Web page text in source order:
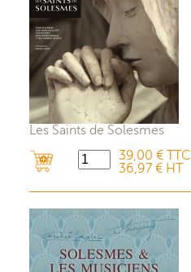
Les Saints de Solesmes
39,00 € TTC
36,97 € HT